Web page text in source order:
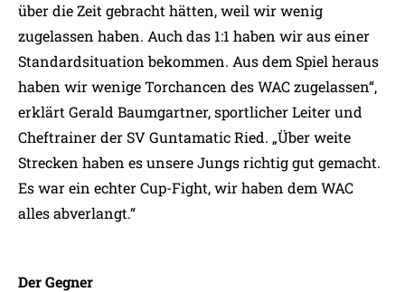
über die Zeit gebracht hätten, weil wir wenig
zugelassen haben. Auch das 1:1 haben wir aus einer
Standardsituation bekommen. Aus dem Spiel heraus
haben wir wenige Torchancen des WAC zugelassen“,
erklärt Gerald Baumgartner, sportlicher Leiter und
Cheftrainer der SV Guntamatic Ried. „Über weite
Strecken haben es unsere Jungs richtig gut gemacht.
Es war ein echter Cup-Fight, wir haben dem WAC
alles abverlangt.“
Der Gegner